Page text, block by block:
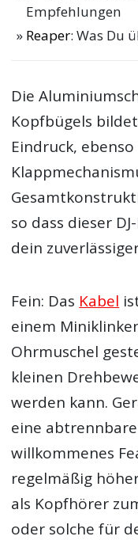
Empfehlungen
Reaper: Was Du
Die
Kopfbügels
Eindruck,
so dass dieser
dein
Fein: Das Kabel
einem
Ohrmuschel
kleinen
werden kann.
eine
willkommenes
regelmäßig
als Kopfhörer
oder solche für